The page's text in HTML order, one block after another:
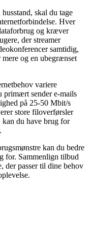
skal du tage
Hver
og kræver
der streamer
samtidig,
og en ubegrænset
variere
primært sender e-mails
på 25-50 Mbit/s
store filoverførsler
kan du have brug for
kan du bedre
for. Sammenlign tilbud
der passer til dine behov